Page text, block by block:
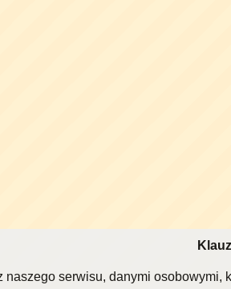
naszego serwisu, danymi osobowymi,